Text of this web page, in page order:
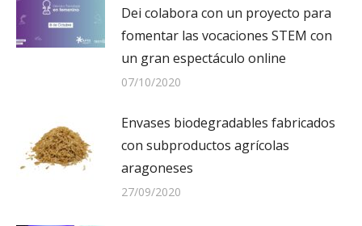
Dei colabora con un proyecto para
fomentar las vocaciones STEM con
un gran espectáculo online
07/10/2020
Envases biodegradables fabricados
con subproductos agrícolas
aragoneses
27/09/2020